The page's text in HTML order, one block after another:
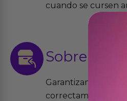
cuando se cursen
Sobre las
Garantizamos que
correctamente y